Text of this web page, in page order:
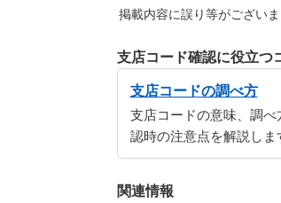
掲載内容に誤り等がございま
支店コード確認に役立つ
支店コードの調べ方
支店コードの意味、調
認時の注意点を解説しま
関連情報